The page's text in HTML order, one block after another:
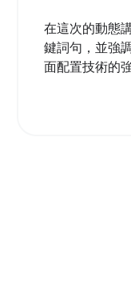
在這次的動態
鍵詞句，並強
面配置技術的